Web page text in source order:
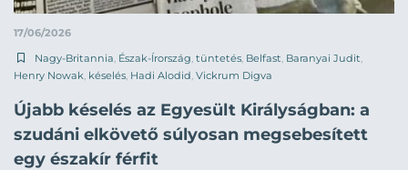
17/06/2026
Nagy-Britannia Észak-Írország tüntetés Belfast Baranyai Judit
Henry Nowak késelés Hadi Alodid Vickrum Digva
Újabb késelés az Egyesült Királyságban: a
szudáni elkövető súlyosan megsebesített
egy északír férfit